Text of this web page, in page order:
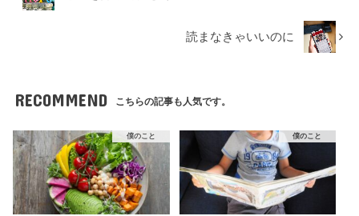
読まなきゃいいのに
RECOMMEND こちらの記事も人気です。
僕のこと 僕のこと